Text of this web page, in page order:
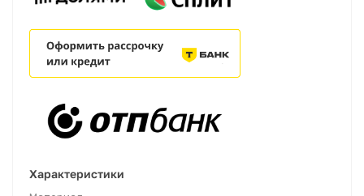
Характеристики